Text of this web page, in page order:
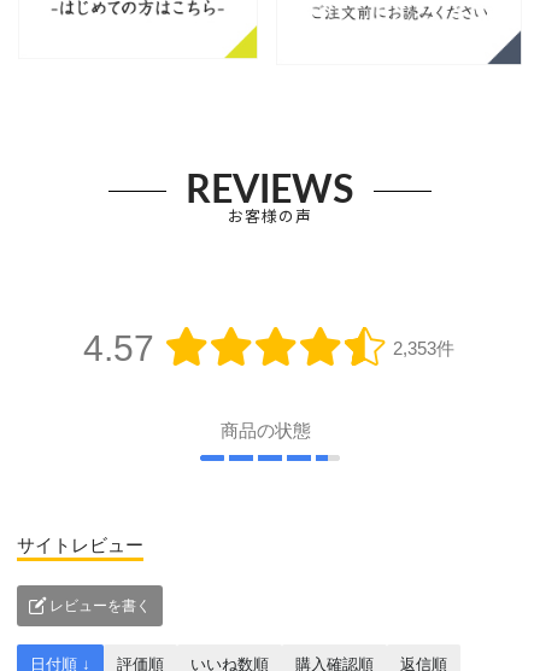
REVIEWS
お客様の声
4.57 2,353件
商品の状態
サイトレビュー
レビューを書く
日付順 ↓ 評価順 いいね数順 購入確認順 返信順